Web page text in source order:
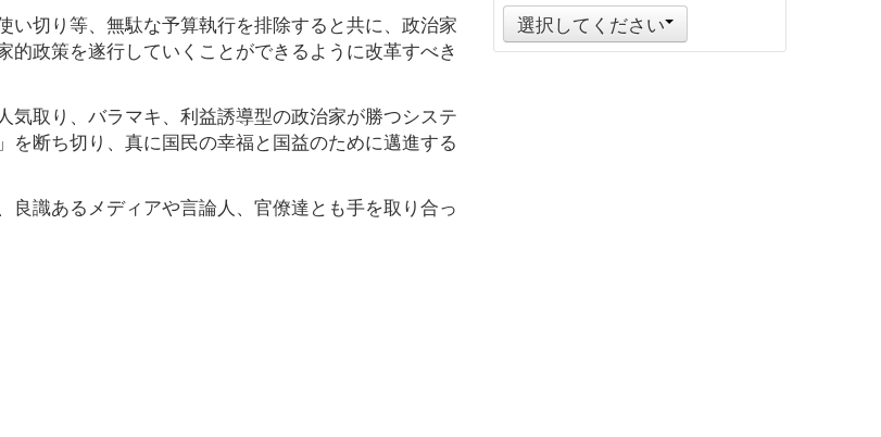
い切り等、無駄な予算執行を排除すると共に、政治家
政策を遂行していくことができるように改革すべき
取り、バラマキ、利益誘導型の政治家が勝つシステ
断ち切り、真に国民の幸福と国益のために邁進する
識あるメディアや言論人、官僚達とも手を取り合っ
選択してください